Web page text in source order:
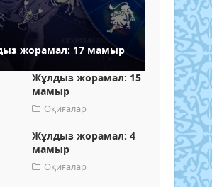
жорамал: 17 мамыр
Жұлдыз жорамал: 15
мамыр
Оқиғалар
Жұлдыз жорамал: 4
мамыр
Оқиғалар